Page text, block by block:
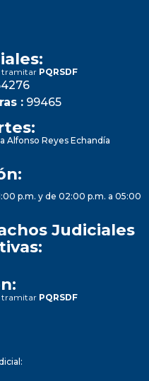
tramitar PQRSDF
: 99465
Alfonso Reyes Echandía
p.m. y de 02:00 p.m. a 05:00
Judiciales
tramitar PQRSDF